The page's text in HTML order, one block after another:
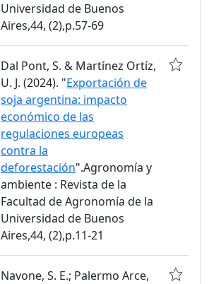
Universidad de Buenos
Aires,44, (2),p.57-69
Dal Pont, S. & Martínez Ortíz,
U. J. (2024). "Exportación de
soja argentina: impacto
económico de las
regulaciones europeas
contra la
deforestación".Agronomía y
ambiente : Revista de la
Facultad de Agronomía de la
Universidad de Buenos
Aires,44, (2),p.11-21
Navone, S. E.; Palermo Arce,